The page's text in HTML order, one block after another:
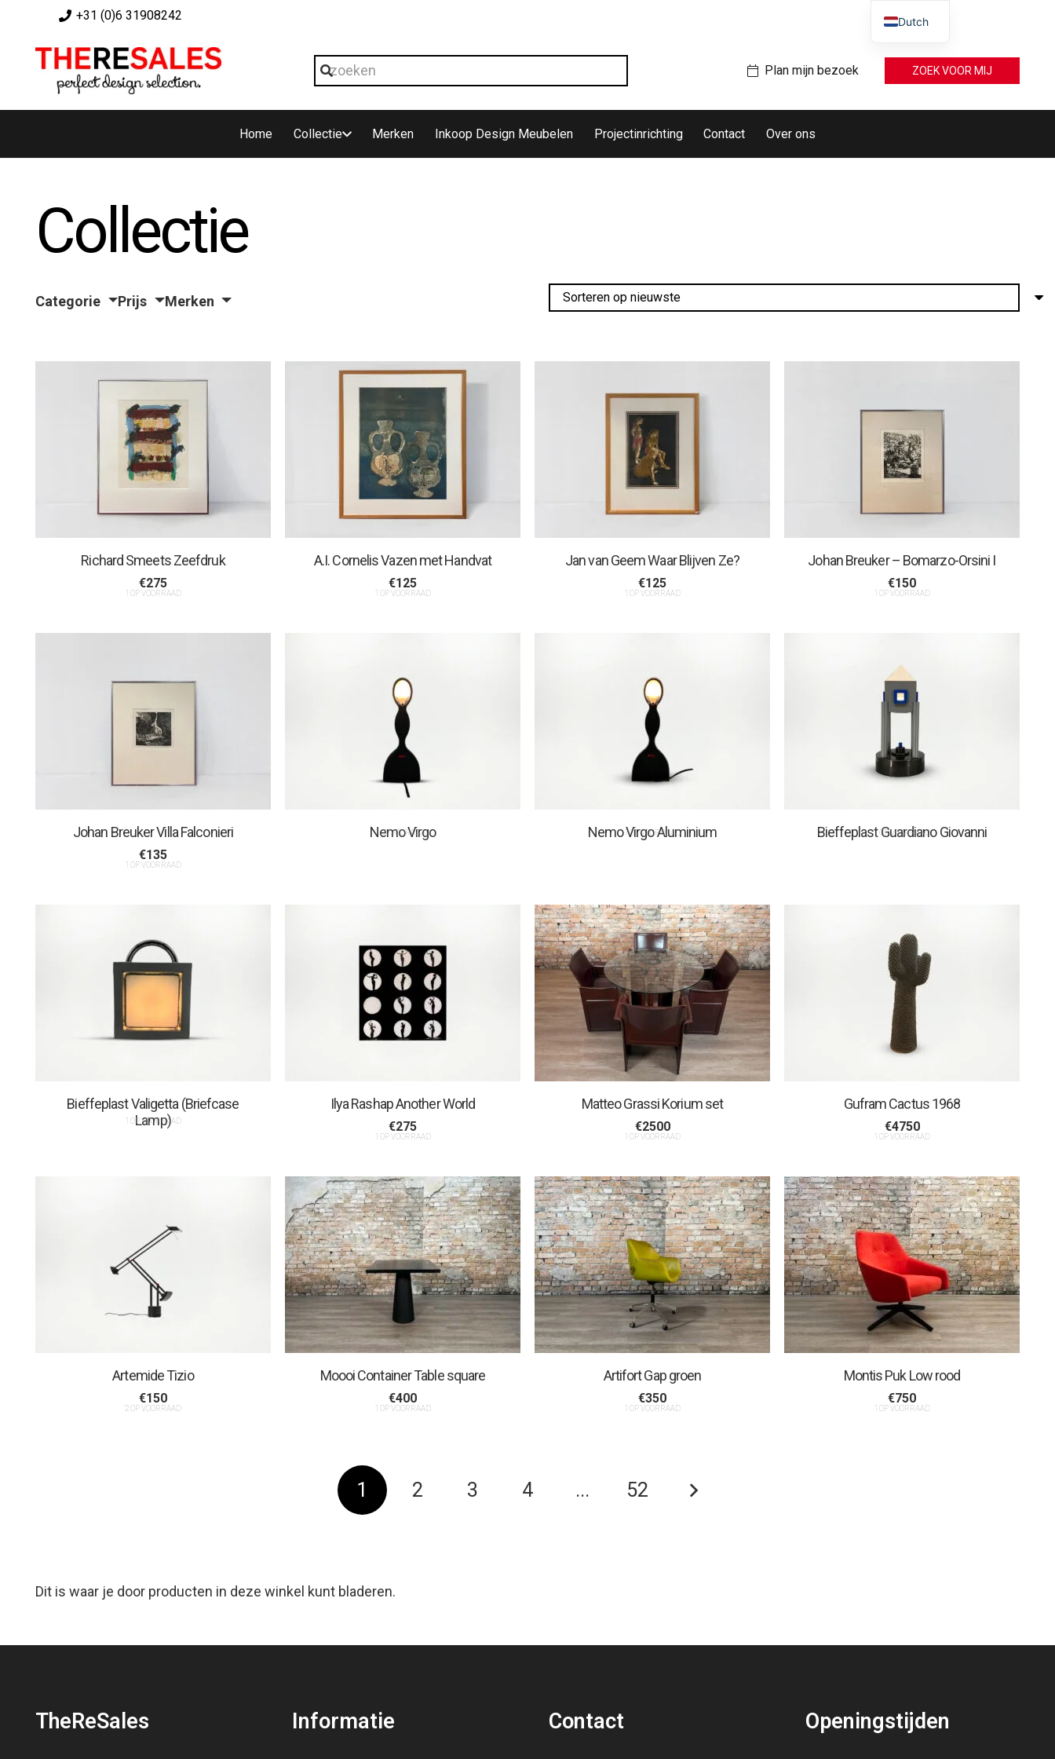
+31 (0)6 31908242
Plan mijn bezoek ZOEK VOOR MIJ
Home Collectie Merken Inkoop Design Meubelen Projectinrichting Contact Over ons
Collectie
Categorie Prijs Merken
Richard Smeets Zeefdruk
€275
1 OP VOORRAAD
A.I. Cornelis Vazen met Handvat
€125
1 OP VOORRAAD
Jan van Geem Waar Blijven Ze?
€125
1 OP VOORRAAD
Johan Breuker – Bomarzo-Orsini I
€150
1 OP VOORRAAD
Johan Breuker Villa Falconieri
€135
1 OP VOORRAAD
Nemo Virgo
1 OP VOORRAAD Nemo Virgo Aluminium
1 OP VOORRAAD Bieffeplast Guardiano Giovanni
1 OP VOORRAAD
Bieffeplast Valigetta (Briefcase
Lamp)
1 OP VOORRAAD
Ilya Rashap Another World
€275
1 OP VOORRAAD
Matteo Grassi Korium set
€2500
1 OP VOORRAAD
Gufram Cactus 1968
€4750
1 OP VOORRAAD
Artemide Tizio
€150
2 OP VOORRAAD
Moooi Container Table square
€400
1 OP VOORRAAD
Artifort Gap groen
€350
1 OP VOORRAAD
Montis Puk Low rood
€750
1 OP VOORRAAD
1 2 3 4 ... 52
Dit is waar je door producten in deze winkel kunt bladeren.
TheReSales Informatie Contact Openingstijden
Dutch